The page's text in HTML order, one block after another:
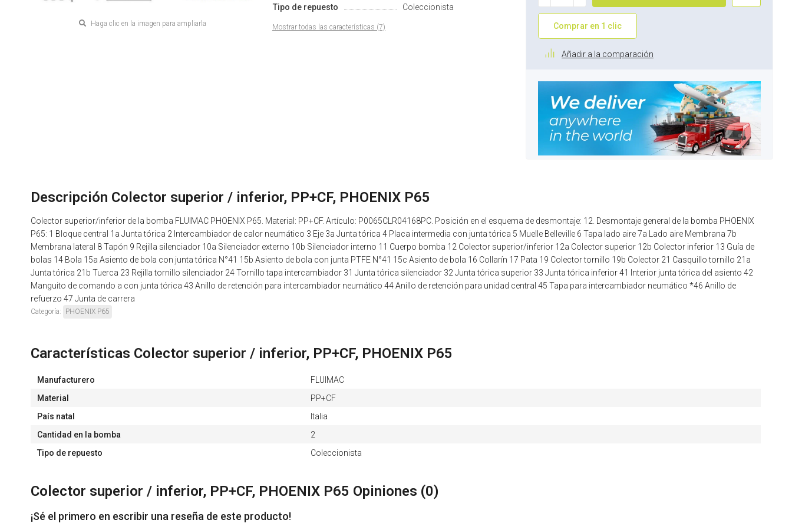
Haga clic en la imagen para ampliarla
Tipo de repuesto
Coleccionista
Mostrar todas las características (7) Comprar en 1 clic
Añadir a la comparación
Descripción Colector superior / inferior, PP+CF, PHOENIX P65
Colector superior/inferior de la bomba FLUIMAC PHOENIX P65. Material: PP+CF. Artículo: P0065CLR04168PC. Posición en el esquema de desmontaje: 12. Desmontaje general de la bomba PHOENIX
P65: 1 Bloque central 1a Junta tórica 2 Intercambiador de calor neumático 3 Eje 3a Junta tórica 4 Placa intermedia con junta tórica 5 Muelle Belleville 6 Tapa lado aire 7a Lado aire Membrana 7b
Membrana lateral 8 Tapón 9 Rejilla silenciador 10a Silenciador externo 10b Silenciador interno 11 Cuerpo bomba 12 Colector superior/inferior 12a Colector superior 12b Colector inferior 13 Guía de
bolas 14 Bola 15a Asiento de bola con junta tórica N°41 15b Asiento de bola con junta PTFE N°41 15c Asiento de bola 16 Collarín 17 Pata 19 Colector tornillo 19b Colector 21 Casquillo tornillo 21a
Junta tórica 21b Tuerca 23 Rejilla tornillo silenciador 24 Tornillo tapa intercambiador 31 Junta tórica silenciador 32 Junta tórica superior 33 Junta tórica inferior 41 Interior junta tórica del asiento 42
Manguito de comando a con junta tórica 43 Anillo de retención para intercambiador neumático 44 Anillo de retención para unidad central 45 Tapa para intercambiador neumático *46 Anillo de
refuerzo 47 Junta de carrera
Categoría: PHOENIX P65
Características Colector superior / inferior, PP+CF, PHOENIX P65
Manufacturero
FLUIMAC
Material
PP+CF
País natal
Italia
Cantidad en la bomba
2
Tipo de repuesto
Coleccionista
Colector superior / inferior, PP+CF, PHOENIX P65 Opiniones (0)
¡Sé el primero en escribir una reseña de este producto!